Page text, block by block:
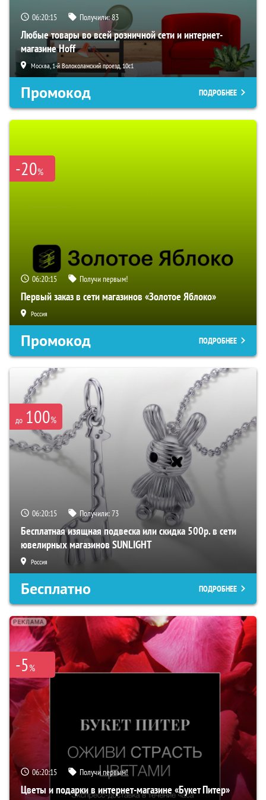
06:20:14 Получили:83
Любые товары во всей розничной сети и интернет-
магазине Hoff
Москва, 1-й Волоколамский проезд, 10с1
Промокод ПОДРОБНЕЕ
-20%
06:20:14 Получи первым!
Первый заказ в сети магазинов «Золотое Яблоко»
Россия
Промокод ПОДРОБНЕЕ
до 100%
06:20:14 Получили:73
Бесплатная изящная подвеска или скидка 500р. в сети
ювелирных магазинов SUNLIGHT
Россия
Бесплатно ПОДРОБНЕЕ
-5%
06:20:14 Получи первым!
Цветы и подарки в интернет-магазине «Букет Питер»